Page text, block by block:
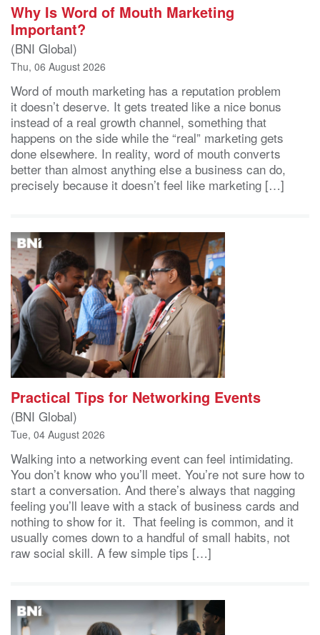
Why Is Word of Mouth Marketing
Important?
(BNI Global)
Thu, 06 August 2026
Word of mouth marketing has a reputation problem
it doesn’t deserve. It gets treated like a nice bonus
instead of a real growth channel, something that
happens on the side while the “real” marketing gets
done elsewhere. In reality, word of mouth converts
better than almost anything else a business can do,
precisely because it doesn’t feel like marketing […]
Practical Tips for Networking Events
(BNI Global)
Tue, 04 August 2026
Walking into a networking event can feel intimidating.
You don’t know who you’ll meet. You’re not sure how to
start a conversation. And there’s always that nagging
feeling you’ll leave with a stack of business cards and
nothing to show for it. That feeling is common, and it
usually comes down to a handful of small habits, not
raw social skill. A few simple tips […]